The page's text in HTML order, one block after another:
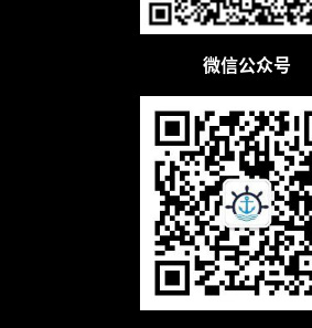
微信公众号